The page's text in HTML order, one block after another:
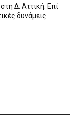
Δ. Αττική: Επί
δυνάμεις